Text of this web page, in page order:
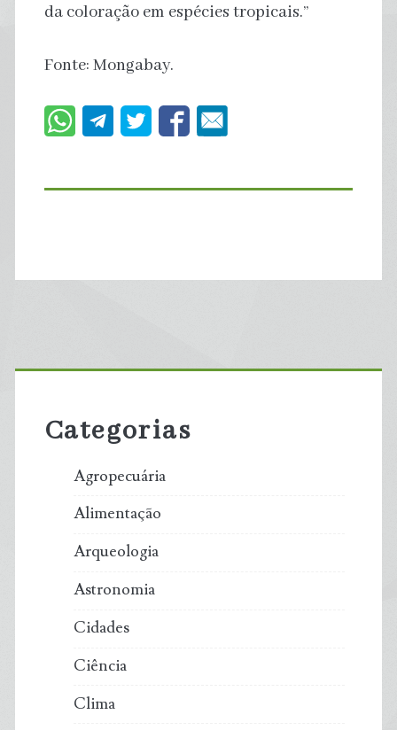
da coloração em espécies tropicais.”
Fonte: Mongabay.
Primary
Sidebar
Categorias
Agropecuária
Alimentação
Arqueologia
Astronomia
Cidades
Ciência
Clima